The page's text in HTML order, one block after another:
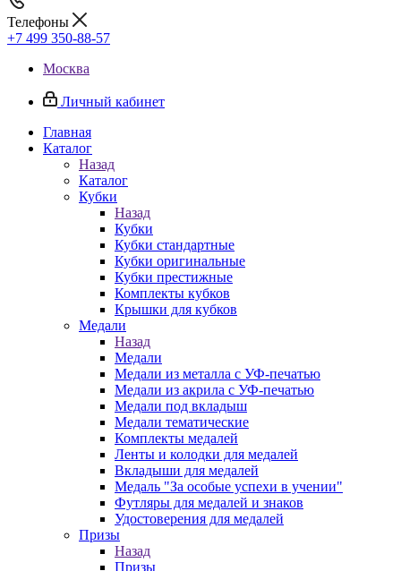
Телефоны
+7 499 350-88-57
Москва
Личный кабинет
Главная
Каталог
Назад
Каталог
Кубки
Назад
Кубки
Кубки стандартные
Кубки оригинальные
Кубки престижные
Комплекты кубков
Крышки для кубков
Медали
Назад
Медали
Медали из металла с УФ-печатью
Медали из акрила с УФ-печатью
Медали под вкладыш
Медали тематические
Комплекты медалей
Ленты и колодки для медалей
Вкладыши для медалей
Медаль "За особые успехи в учении"
Футляры для медалей и знаков
Удостоверения для медалей
Призы
Назад
Призы